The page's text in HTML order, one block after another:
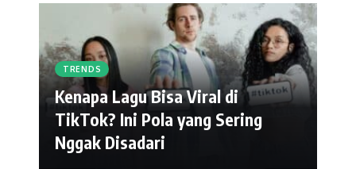
TRENDS
Kenapa Lagu Bisa Viral di
TikTok? Ini Pola yang Sering
Nggak Disadari